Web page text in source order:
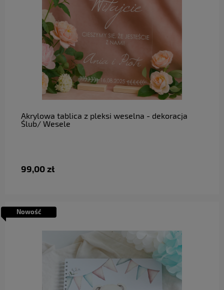
Akrylowa tablica z pleksi weselna - dekoracja
Ślub/ Wesele
99,00 zł
do koszyka
Nowość